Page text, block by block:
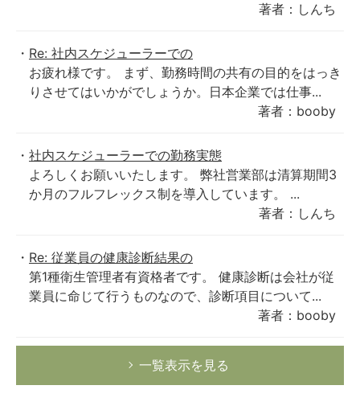
著者：しんち
Re: 社内スケジューラーでの
お疲れ様です。 まず、勤務時間の共有の目的をはっき
りさせてはいかがでしょうか。日本企業では仕事...
著者：booby
社内スケジューラーでの勤務実態
よろしくお願いいたします。 弊社営業部は清算期間3
か月のフルフレックス制を導入しています。 ...
著者：しんち
Re: 従業員の健康診断結果の
第1種衛生管理者有資格者です。 健康診断は会社が従
業員に命じて行うものなので、診断項目について...
著者：booby
一覧表示を見る